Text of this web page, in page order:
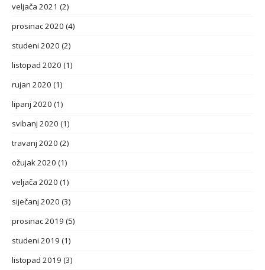
veljača 2021 (2)
prosinac 2020 (4)
studeni 2020 (2)
listopad 2020 (1)
rujan 2020 (1)
lipanj 2020 (1)
svibanj 2020 (1)
travanj 2020 (2)
ožujak 2020 (1)
veljača 2020 (1)
siječanj 2020 (3)
prosinac 2019 (5)
studeni 2019 (1)
listopad 2019 (3)